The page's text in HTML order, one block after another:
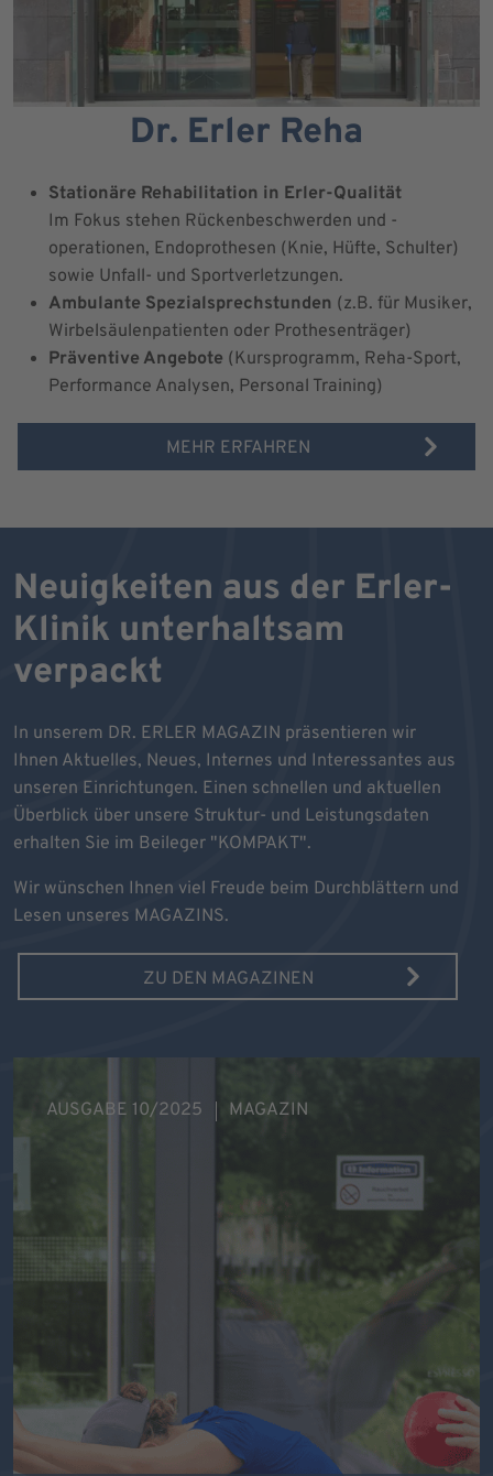
Dr. Erler Reha
Stationäre Rehabilitation in Erler-Qualität
Im Fokus stehen Rückenbeschwerden und -
operationen, Endoprothesen (Knie, Hüfte, Schulter)
sowie Unfall- und Sportverletzungen.
Ambulante Spezialsprechstunden (z.B. für Musiker,
Wirbelsäulenpatienten oder Prothesenträger)
Präventive Angebote (Kursprogramm, Reha-Sport,
Performance Analysen, Personal Training)
MEHR ERFAHREN
Neuigkeiten aus der Erler-
Klinik unterhaltsam
verpackt
In unserem DR. ERLER MAGAZIN präsentieren wir
Ihnen Aktuelles, Neues, Internes und Interessantes aus
unseren Einrichtungen. Einen schnellen und aktuellen
Überblick über unsere Struktur- und Leistungsdaten
erhalten Sie im Beileger "KOMPAKT".
Wir wünschen Ihnen viel Freude beim Durchblättern und
Lesen unseres MAGAZINS.
ZU DEN MAGAZINEN
AUSGABE 10/2025 MAGAZIN